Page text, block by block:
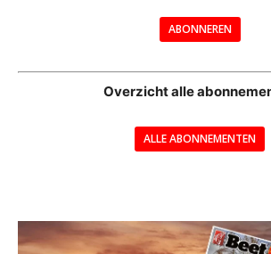
ABONNEREN
Overzicht alle
ALLE ABONNEMENTEN